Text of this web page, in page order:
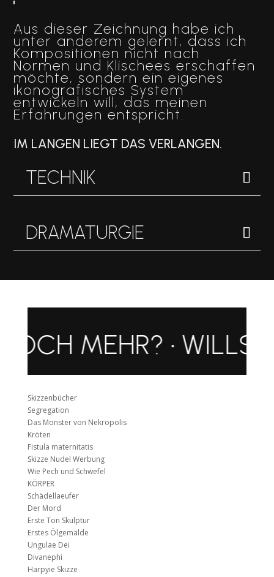
Aus dieser Zeichnung habe ich
unter anderem gelernt, dass ich
Kompositionen nicht nach
Normen und Klischees erschaffen
möchte, sondern ein eigenes
ikonografisches System
entwickeln will, das meinen
Erfahrungen entspricht.
IM LANGEN LIEGT DAS VERLANGEN.
TECHNIK
DRAMATURGIE
MEHR? •
Skizzenbücher
Segregation
Das Monster von Nekropolis
Kröten
Fistula maternitatis
Skizze Nudel Werbung
Wie Pech und Schwefel
KÖRPER
Schädellaeufer
Der Mord
Erste Ton Skulptur
Erstes Ölgemälde
Ungulae Dei
Divanephi
Harpyie Skizze